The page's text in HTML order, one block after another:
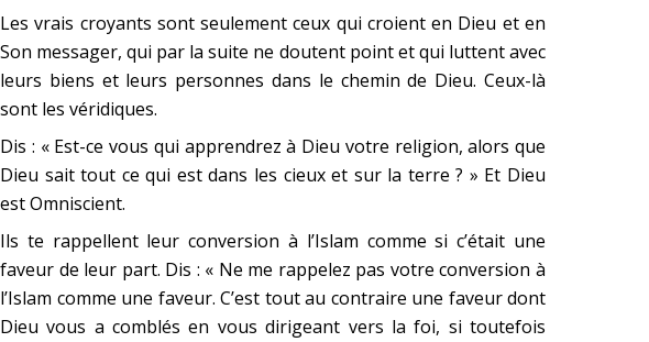
Les vrais croyants sont seulement ceux qui croient en Dieu et en
Son messager, qui par la suite ne doutent point et qui luttent avec
leurs biens et leurs personnes dans le chemin de Dieu. Ceux-là
sont les véridiques.
Dis : « Est-ce vous qui apprendrez à Dieu votre religion, alors que
Dieu sait tout ce qui est dans les cieux et sur la terre ? » Et Dieu
est Omniscient.
Ils te rappellent leur conversion à l’Islam comme si c’était une
faveur de leur part. Dis : « Ne me rappelez pas votre conversion à
l’Islam comme une faveur. C’est tout au contraire une faveur dont
Dieu vous a comblés en vous dirigeant vers la foi, si toutefois